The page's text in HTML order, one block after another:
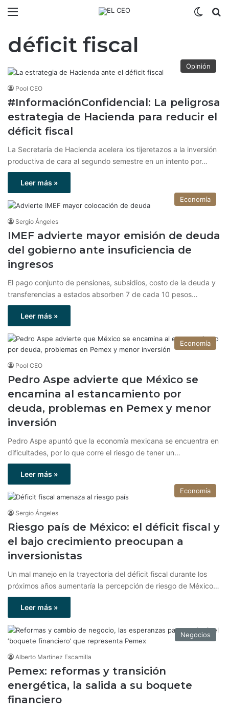
déficit fiscal
Opinión
Pool CEO
#InformaciónConfidencial: La peligrosa
estrategia de Hacienda para reducir el
déficit fiscal
La Secretaría de Hacienda acelera los tijeretazos a la inversión
productiva de cara al segundo semestre en un intento por…
Leer más »
Economía
Sergio Ángeles
IMEF advierte mayor emisión de deuda
del gobierno ante insuficiencia de
ingresos
El pago conjunto de pensiones, subsidios, costo de la deuda y
transferencias a estados absorben 7 de cada 10 pesos…
Leer más »
Economía
Pool CEO
Pedro Aspe advierte que México se
encamina al estancamiento por
deuda, problemas en Pemex y menor
inversión
Pedro Aspe apuntó que la economía mexicana se encuentra en
dificultades, por lo que corre el riesgo de tener un…
Leer más »
Economía
Sergio Ángeles
Riesgo país de México: el déficit fiscal y
el bajo crecimiento preocupan a
inversionistas
Un mal manejo en la trayectoria del déficit fiscal durante los
próximos años aumentaría la percepción de riesgo de México…
Leer más »
Negocios
Alberto Martinez Escamilla
Pemex: reformas y transición
energética, la salida a su boquete
financiero